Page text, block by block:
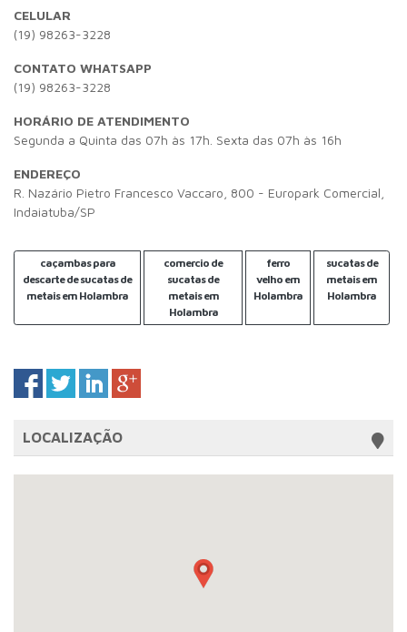
CELULAR
(19) 98263-3228
CONTATO WHATSAPP
(19) 98263-3228
HORÁRIO DE ATENDIMENTO
Segunda a Quinta das 07h às 17h. Sexta das 07h às 16h
ENDEREÇO
R. Nazário Pietro Francesco Vaccaro, 800 - Europark Comercial,
Indaiatuba/SP
caçambas para
descarte de sucatas de
metais em Holambra
comercio de
sucatas de
metais em
Holambra
ferro
velho em
Holambra
sucatas de
metais em
Holambra
LOCALIZAÇÃO